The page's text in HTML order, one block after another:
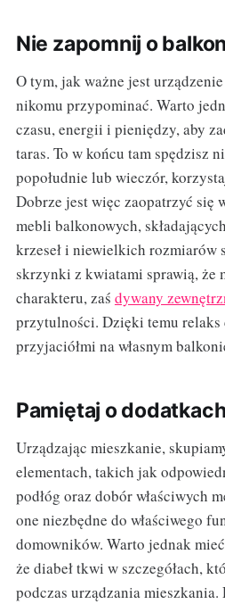
Nie zapomnij o
O tym, jak ważne jest
nikomu przypominać. Warto
czasu, energii i pieniędzy, aby
taras. To w końcu tam spędzisz
popołudnie lub wieczór,
Dobrze jest więc zaopatrzyć się
mebli balkonowych,
krzeseł i niewielkich
skrzynki z kwiatami sprawią, że
charakteru, zaś dywany
przytulności. Dzięki temu relaks
przyjaciółmi na własnym
Pamiętaj o dodatkach
Urządzając mieszkanie,
elementach, takich jak
podłóg oraz dobór właściwych
one niezbędne do właściwego
domowników. Warto jednak
że diabeł tkwi w szczegółach,
podczas urządzania